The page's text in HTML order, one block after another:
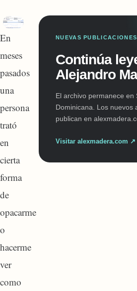
En
meses
pasados
una
persona
trató
en
cierta
forma
de
opacarme
o
hacerme
ver
como
NUEVAS PUBLICACIONES
Continúa
Alejandro
El archivo permanece en
Dominicana. Los nuevos
publican en
Visitar alexmadera.com ↗